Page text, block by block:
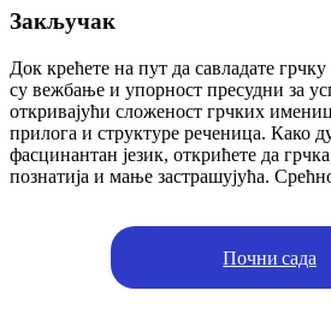
Закључак
Док крећете на пут да савладате
су вежбање и упорност пресудни за
откривајући сложеност грчких
прилога и структуре реченица. Како
фасцинантан језик, открићете да
познатија и мање застрашујућа.
Почни сада